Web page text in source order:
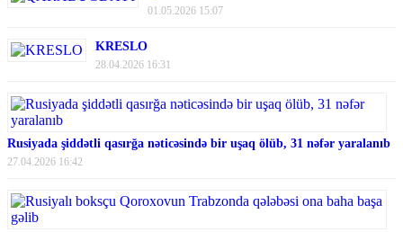
01.05.2026 15:07
KRESLO
28.04.2026 16:31
Rusiyada şiddətli qasırğa nəticəsində bir uşaq ölüb, 31 nəfər yaralanıb
27.04.2026 16:42